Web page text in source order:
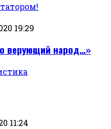
19:29
верующий народ…»
11:24